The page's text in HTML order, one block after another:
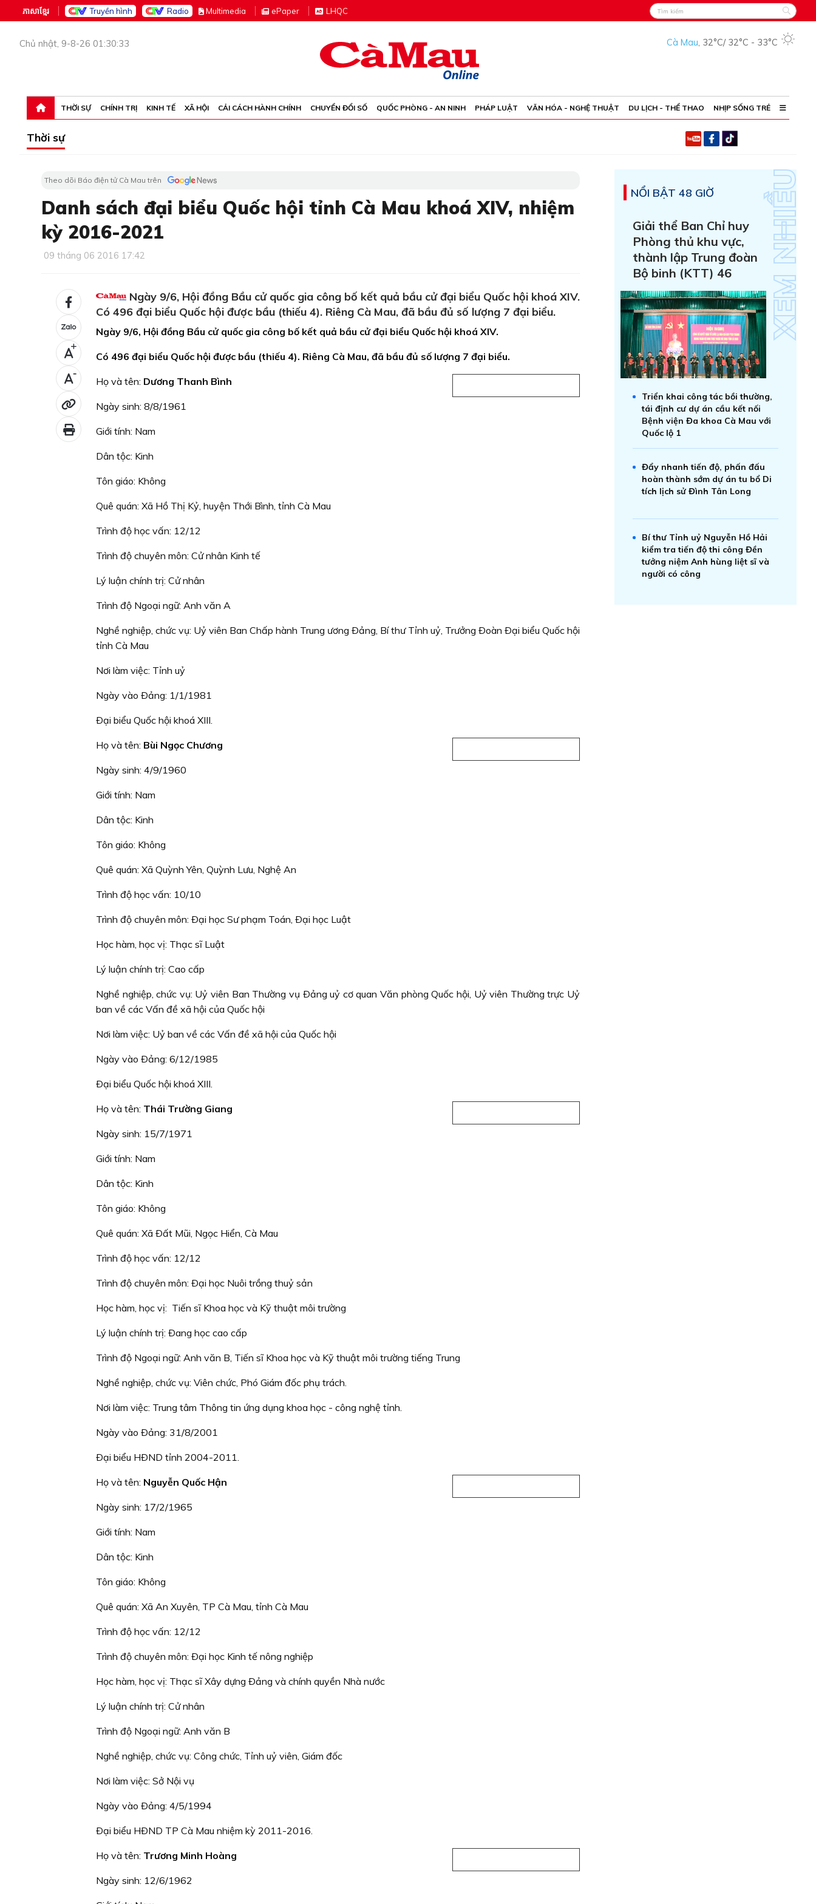
ភាសាខ្មែរ Truyền hình Radio Multimedia ePaper LHQC
Chủ nhật, 9-8-26 01:30:33 Cà Mau, 32°C/ 32°C - 33°C
THỜI SỰ CHÍNH TRỊ KINH TẾ XÃ HỘI CẢI CÁCH HÀNH CHÍNH CHUYỂN ĐỔI SỐ QUỐC PHÒNG - AN NINH PHÁP LUẬT VĂN HÓA - NGHỆ THUẬT DU LỊCH - THỂ THAO NHỊP SỐNG TRẺ
Thời sự
Theo dõi Báo điện tử Cà Mau trên
Danh sách đại biểu Quốc hội tỉnh Cà Mau khoá XIV, nhiệm
kỳ 2016-2021
09 tháng 06 2016 17:42
+
-
Ngày 9/6, Hội đồng Bầu cử quốc gia công bố kết quả bầu cử đại biểu Quốc hội khoá XIV.
Có 496 đại biểu Quốc hội được bầu (thiếu 4). Riêng Cà Mau, đã bầu đủ số lượng 7 đại biểu.
Ngày 9/6, Hội đồng Bầu cử quốc gia công bố kết quả bầu cử đại biểu Quốc hội khoá XIV.
Có 496 đại biểu Quốc hội được bầu (thiếu 4). Riêng Cà Mau, đã bầu đủ số lượng 7 đại biểu.
Họ và tên: Dương Thanh Bình
Ngày sinh: 8/8/1961
Giới tính: Nam
Dân tộc: Kinh
Tôn giáo: Không
Quê quán: Xã Hồ Thị Kỷ, huyện Thới Bình, tỉnh Cà Mau
Trình độ học vấn: 12/12
Trình độ chuyên môn: Cử nhân Kinh tế
Lý luận chính trị: Cử nhân
Trình độ Ngoại ngữ: Anh văn A
Nghề nghiệp, chức vụ: Uỷ viên Ban Chấp hành Trung ương Ðảng, Bí thư Tỉnh uỷ, Trưởng Ðoàn Ðại biểu Quốc hội
tỉnh Cà Mau
Nơi làm việc: Tỉnh uỷ
Ngày vào Ðảng: 1/1/1981
Ðại biểu Quốc hội khoá XIII.
Họ và tên: Bùi Ngọc Chương
Ngày sinh: 4/9/1960
Giới tính: Nam
Dân tộc: Kinh
Tôn giáo: Không
Quê quán: Xã Quỳnh Yên, Quỳnh Lưu, Nghệ An
Trình độ học vấn: 10/10
Trình độ chuyên môn: Ðại học Sư phạm Toán, Ðại học Luật
Học hàm, học vị: Thạc sĩ Luật
Lý luận chính trị: Cao cấp
Nghề nghiệp, chức vụ: Uỷ viên Ban Thường vụ Ðảng uỷ cơ quan Văn phòng Quốc hội, Uỷ viên Thường trực Uỷ
ban về các Vấn đề xã hội của Quốc hội
Nơi làm việc: Uỷ ban về các Vấn đề xã hội của Quốc hội
Ngày vào Ðảng: 6/12/1985
Ðại biểu Quốc hội khoá XIII.
Họ và tên: Thái Trường Giang
Ngày sinh: 15/7/1971
Giới tính: Nam
Dân tộc: Kinh
Tôn giáo: Không
Quê quán: Xã Ðất Mũi, Ngọc Hiển, Cà Mau
Trình độ học vấn: 12/12
Trình độ chuyên môn: Ðại học Nuôi trồng thuỷ sản
Học hàm, học vị: Tiến sĩ Khoa học và Kỹ thuật môi trường
Lý luận chính trị: Ðang học cao cấp
Trình độ Ngoại ngữ: Anh văn B, Tiến sĩ Khoa học và Kỹ thuật môi trường tiếng Trung
Nghề nghiệp, chức vụ: Viên chức, Phó Giám đốc phụ trách.
Nơi làm việc: Trung tâm Thông tin ứng dụng khoa học - công nghệ tỉnh.
Ngày vào Ðảng: 31/8/2001
Ðại biểu HÐND tỉnh 2004-2011.
Họ và tên: Nguyễn Quốc Hận
Ngày sinh: 17/2/1965
Giới tính: Nam
Dân tộc: Kinh
Tôn giáo: Không
Quê quán: Xã An Xuyên, TP Cà Mau, tỉnh Cà Mau
Trình độ học vấn: 12/12
Trình độ chuyên môn: Ðại học Kinh tế nông nghiệp
Học hàm, học vị: Thạc sĩ Xây dựng Ðảng và chính quyền Nhà nước
Lý luận chính trị: Cử nhân
Trình độ Ngoại ngữ: Anh văn B
Nghề nghiệp, chức vụ: Công chức, Tỉnh uỷ viên, Giám đốc
Nơi làm việc: Sở Nội vụ
Ngày vào Ðảng: 4/5/1994
Ðại biểu HÐND TP Cà Mau nhiệm kỳ 2011-2016.
Họ và tên: Trương Minh Hoàng
Ngày sinh: 12/6/1962
NỔI BẬT 48 GIỜ
Giải thể Ban Chỉ huy
Phòng thủ khu vực,
thành lập Trung đoàn
Bộ binh (KTT) 46
Triển khai công tác bồi thường,
tái định cư dự án cầu kết nối
Bệnh viện Đa khoa Cà Mau với
Quốc lộ 1
Đẩy nhanh tiến độ, phấn đấu
hoàn thành sớm dự án tu bổ Di
tích lịch sử Đình Tân Long
Bí thư Tỉnh uỷ Nguyễn Hồ Hải
kiểm tra tiến độ thi công Đền
tưởng niệm Anh hùng liệt sĩ và
người có công